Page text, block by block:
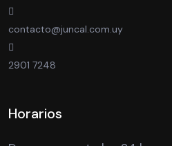
contacto@juncal.com.uy
2901 7248
Horarios